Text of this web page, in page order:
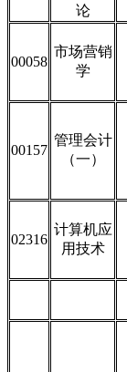
论
00058
市场营销
学
00157
管理会计
（一）
02316
计算机应
用技术